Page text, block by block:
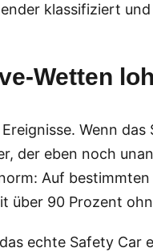
klassifiziert
Wetten
Wenn
der eben noch
Auf
über 90 Prozent
echte Safety Car